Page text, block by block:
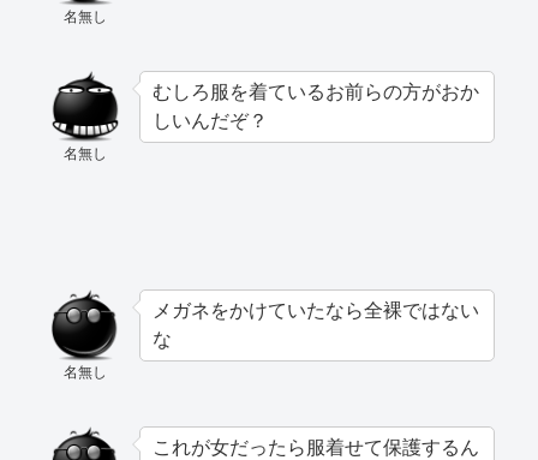
名無し
名無し
むしろ服を着ているお前らの方がおか
しいんだぞ？
名無し
メガネをかけていたなら全裸ではない
な
これが女だったら服着せて保護するん